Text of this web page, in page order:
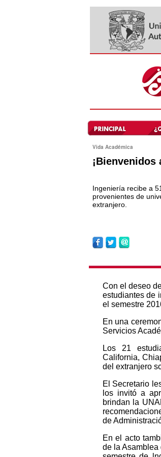
Vida Académica
¡Bienvenidos
Ingeniería recibe a
provenientes de
extranjero.
Con el deseo
estudiantes de
el semestre
En una
Servicios
Los 21
California,
del extranjero
El Secretario
los invitó a
brindan la
de
En el acto
de la